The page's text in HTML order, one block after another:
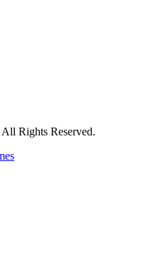
Rights Reserved.